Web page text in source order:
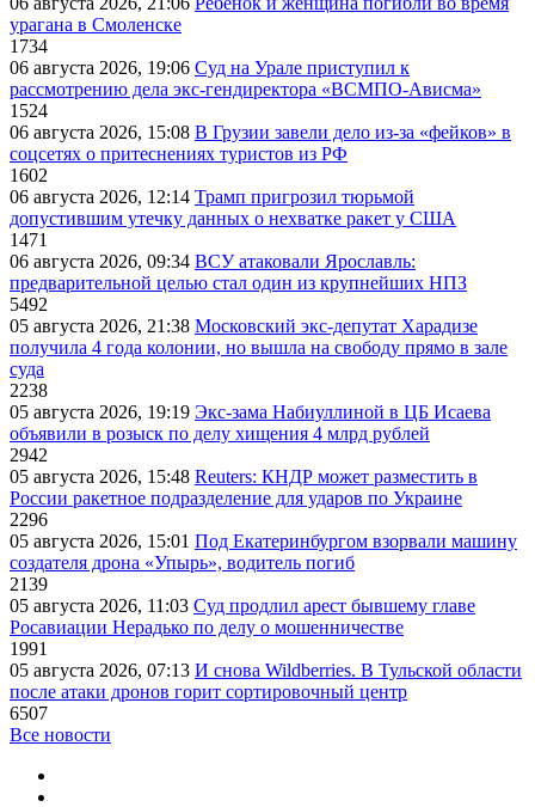
урагана в Смоленске
1734
06 августа 2026, 19:06 Суд на Урале приступил к
рассмотрению дела экс-гендиректора «ВСМПО-Ависма»
1524
06 августа 2026, 15:08 В Грузии завели дело из-за «фейков» в
соцсетях о притеснениях туристов из РФ
1602
06 августа 2026, 12:14 Трамп пригрозил тюрьмой
допустившим утечку данных о нехватке ракет у США
1471
06 августа 2026, 09:34 ВСУ атаковали Ярославль:
предварительной целью стал один из крупнейших НПЗ
5492
05 августа 2026, 21:38 Московский экс-депутат Харадизе
получила 4 года колонии, но вышла на свободу прямо в зале
суда
2238
05 августа 2026, 19:19 Экс-зама Набиуллиной в ЦБ Исаева
объявили в розыск по делу хищения 4 млрд рублей
2942
05 августа 2026, 15:48 Reuters: КНДР может разместить в
России ракетное подразделение для ударов по Украине
2296
05 августа 2026, 15:01 Под Екатеринбургом взорвали машину
создателя дрона «Упырь», водитель погиб
2139
05 августа 2026, 11:03 Суд продлил арест бывшему главе
Росавиации Нерадько по делу о мошенничестве
1991
05 августа 2026, 07:13 И снова Wildberries. В Тульской области
после атаки дронов горит сортировочный центр
6507
Все новости